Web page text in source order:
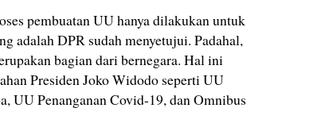
pembuatan UU hanya dilakukan untuk
adalah DPR sudah menyetujui. Padahal,
bagian dari bernegara. Hal ini
Presiden Joko Widodo seperti UU
Penanganan Covid-19, dan Omnibus